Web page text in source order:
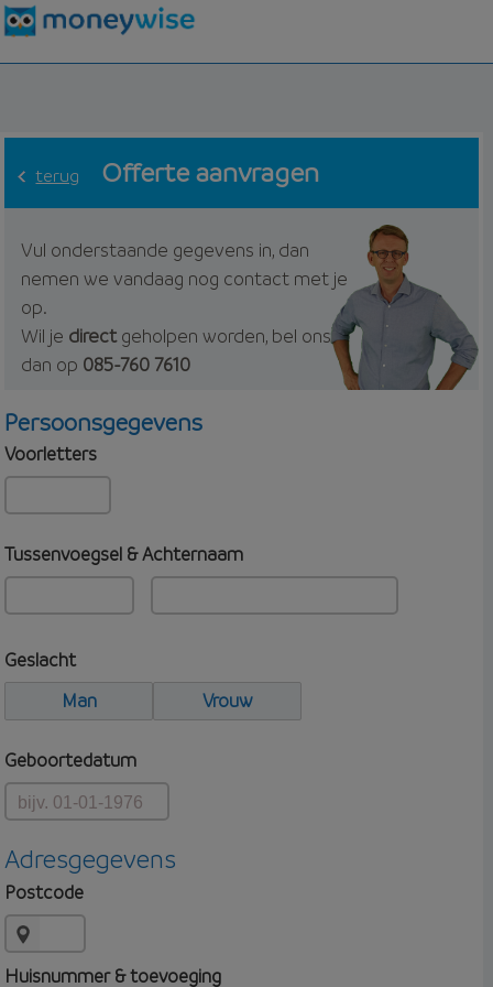
terug Offerte aanvragen
Vul onderstaande gegevens in, dan
nemen we vandaag nog contact met je
op.
Wil je directgeholpen worden, bel ons
dan op 085-760 7610
Persoonsgegevens
Voorletters
Tussenvoegsel & Achternaam
Geslacht
Man
Vrouw
Geboortedatum
Adresgegevens
Postcode
Huisnummer & toevoeging